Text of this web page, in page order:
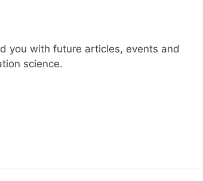
you with future articles, events and
science.